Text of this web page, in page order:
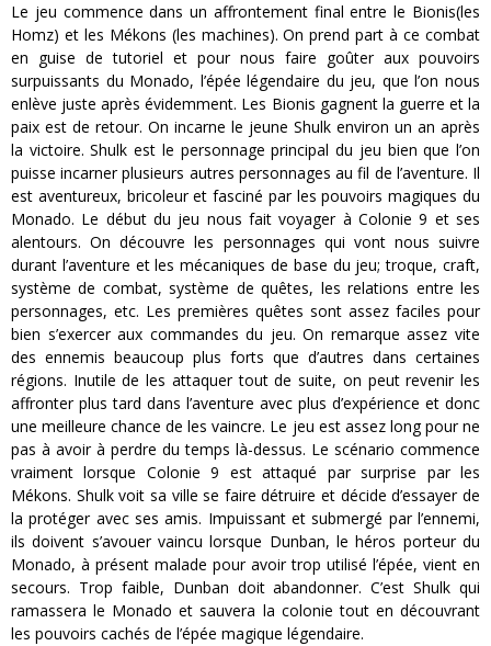
Le jeu commence dans un affrontement final entre le Bionis(les
Homz) et les Mékons (les machines). On prend part à ce combat
en guise de tutoriel et pour nous faire goûter aux pouvoirs
surpuissants du Monado, l’épée légendaire du jeu, que l’on nous
enlève juste après évidemment. Les Bionis gagnent la guerre et la
paix est de retour. On incarne le jeune Shulk environ un an après
la victoire. Shulk est le personnage principal du jeu bien que l’on
puisse incarner plusieurs autres personnages au fil de l’aventure. Il
est aventureux, bricoleur et fasciné par les pouvoirs magiques du
Monado. Le début du jeu nous fait voyager à Colonie 9 et ses
alentours. On découvre les personnages qui vont nous suivre
durant l’aventure et les mécaniques de base du jeu; troque, craft,
système de combat, système de quêtes, les relations entre les
personnages, etc. Les premières quêtes sont assez faciles pour
bien s’exercer aux commandes du jeu. On remarque assez vite
des ennemis beaucoup plus forts que d’autres dans certaines
régions. Inutile de les attaquer tout de suite, on peut revenir les
affronter plus tard dans l’aventure avec plus d’expérience et donc
une meilleure chance de les vaincre. Le jeu est assez long pour ne
pas à avoir à perdre du temps là-dessus. Le scénario commence
vraiment lorsque Colonie 9 est attaqué par surprise par les
Mékons. Shulk voit sa ville se faire détruire et décide d’essayer de
la protéger avec ses amis. Impuissant et submergé par l’ennemi,
ils doivent s’avouer vaincu lorsque Dunban, le héros porteur du
Monado, à présent malade pour avoir trop utilisé l’épée, vient en
secours. Trop faible, Dunban doit abandonner. C’est Shulk qui
ramassera le Monado et sauvera la colonie tout en découvrant
les pouvoirs cachés de l’épée magique légendaire.